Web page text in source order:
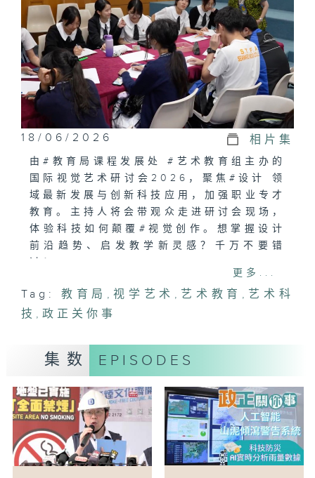
18/06/2026 相片集
由#教育局课程发展处 #艺术教育组主办的
国际视觉艺术研讨会2026，聚焦#设计 领
域最新发展与创新科技应用，加强职业专才
教育。主持人将会带观众走进研讨会现场，
体验科技如何颠覆#视觉创作。想掌握设计
前沿趋势、启发教学新灵感？千万不要错
更多...
Tag: 教育局 , 视学艺术 , 艺术教育 , 艺术科
技 ,政正关你事
集数 EPISODES